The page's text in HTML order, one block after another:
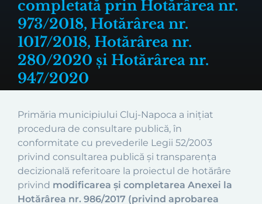
completată prin Hotărârea nr.
973/2018, Hotărârea nr.
1017/2018, Hotărârea nr.
280/2020 și Hotărârea nr.
947/2020
Primăria municipiului Cluj-Napoca a inițiat
procedura de consultare publică, în
conformitate cu prevederile Legii 52/2003
privind consultarea publică și transparența
decizională referitoare la proiectul de hotărâre
privind modificarea și completarea Anexei la
Hotărârea nr. 986/2017 (privind aprobarea